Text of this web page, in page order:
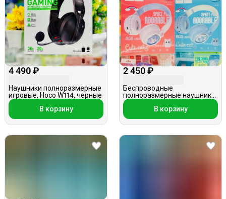
4 490 ₽
Наушники полноразмерные
игровые, Hoco W114, черные
В корзину
2 450 ₽
Беспроводные
полноразмерные наушники,
Hoco W50, розовые
В корзину